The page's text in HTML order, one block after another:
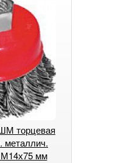
торцевая
металлич.
М14х75 мм